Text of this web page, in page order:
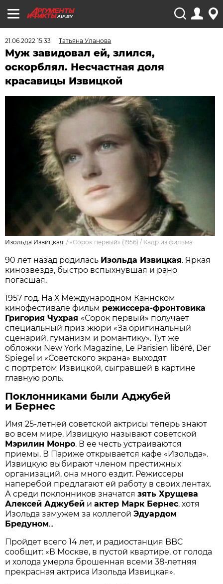
AIF.BY
21.06.2022 15:33 Татьяна Уланова
Муж завидовал ей, злился,
оскорблял. Несчастная доля
красавицы Извицкой
Изольда Извицкая. /«Сорок первый» (1956) / Кадр из фильма
90 лет назад родилась Изольда Извицкая. Яркая
кинозвезда, быстро вспыхнувшая и рано
погасшая.
1957 год. На Х Международном Каннском
кинофестивале фильм режиссера-фронтовика
Григория Чухрая «Сорок первый» получает
специальный приз жюри «За оригинальный
сценарий, гуманизм и романтику». Тут же
обложки New York Magazine, Le Parisien libéré, Der
Spiegel и «Советского экрана» выходят
с портретом Извицкой, сыгравшей в картине
главную роль.
Поклонниками были Аджубей
и Бернес
Имя 25-летней советской актрисы теперь знают
во всем мире. Извицкую называют советской
Мэрилин Монро. В ее честь устраиваются
приемы. В Париже открывается кафе «Изольда».
Извицкую выбирают членом престижных
организаций, она много ездит. Режиссеры
наперебой предлагают ей работу в своих лентах.
А среди поклонников значатсязять Хрущева
Алексей Аджубей иактер Марк Бернес, хотя
Изольда замужем за коллегойЭдуардом
Бредуном...
Пройдет всего 14 лет, и радиостанция BBC
сообщит: «В Москве, в пустой квартире, от голода
и холода умерла брошенная всеми 38-летняя
прекрасная актриса Изольда Извицкая».